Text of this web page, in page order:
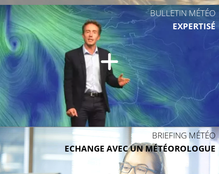
BULLETIN MÉTÉO
EXPERTISÉ
BRIEFING MÉTÉO
ECHANGE AVEC UN MÉTÉOROLOGUE